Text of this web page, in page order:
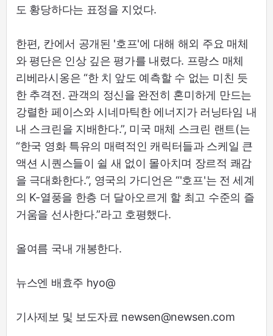
도 황당하다는 표정을 지었다.
한편, 칸에서 공개된 '호프'에 대해 해외 주요 매체
와 평단은 인상 깊은 평가를 내렸다. 프랑스 매체
리베라시옹은 “한 치 앞도 예측할 수 없는 미친 듯
한 추격전. 관객의 정신을 완전히 혼미하게 만드는
강렬한 페이스와 시네마틱한 에너지가 러닝타임 내
내 스크린을 지배한다.”, 미국 매체 스크린 랜트(는
“한국 영화 특유의 매력적인 캐릭터들과 스케일 큰
액션 시퀀스들이 쉴 새 없이 몰아치며 장르적 쾌감
을 극대화한다.”, 영국의 가디언은 “'호프'는 전 세계
의 K-열풍을 한층 더 달아오르게 할 최고 수준의 즐
거움을 선사한다.”​라고 호평했다.
올여름 국내 개봉한다.
뉴스엔 배효주 hyo@
기사제보 및 보도자료 newsen@newsen.com